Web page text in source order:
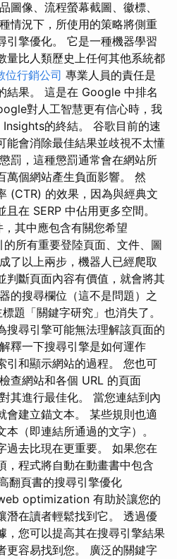
圖像、流程螢幕截圖、徽標、
情況下，所使用的策略將側重
引擎優化。 它是一種機器學習
量比人類歷史上任何其他系統都
位行銷公司 專業人員的責任是
結果。 這是在 Google 中排名
對人工智慧更有信心時，我
的終結。 谷歌目前的速
能會消除最佳結果並歧視不太懂
罰，這種懲罰通常會在網站所
萬個網站產生負面影響。 然
(CTR) 的效果，因為與經典文
在 SERP 中佔用更多空間。
其中應包含有關您希望
所有重要登陸頁面、文件、圖
了以上兩步，機器人已經爬取
判斷頁面內容有價值，就會將其
的搜尋欄位（這不是問題）之
題「關鍵字研究」也消失了。
搜尋引擎可能無法理解該頁面的
釋一下搜尋引擎是如何運作
引和顯示網站的過程。 您也可
查網站和各個 URL 的頁面
其進行最佳化。 當您連結到內
會建立錨文本。 某些規則也適
（即連結所通過的文字）。
過去比現在更重要。 如果您在
，程式將自動在動畫書中包含
翻頁書的搜尋引擎優化
optimization 有助於讓您的
潛在讀者輕鬆找到它。 透過優
，您可以提高其在搜尋引擎結果
更容易找到您。 廣泛的關鍵字